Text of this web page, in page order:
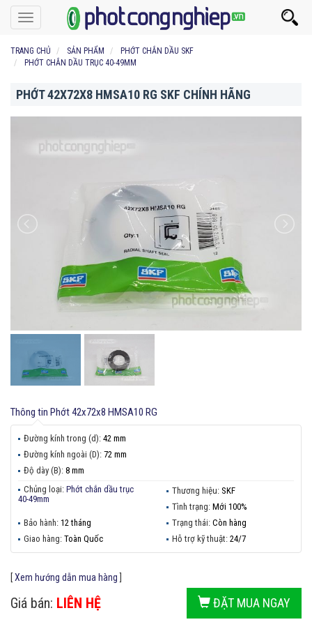
Toggle
navigation
TRANG CHỦ SẢN PHẨM
PHỚT CHẮN DẦU SKF
PHỚT CHẮN DẦU TRỤC 40-49MM
PHỚT 42X72X8 HMSA10 RG SKF CHÍNH HÃNG
Thông tin Phớt 42x72x8 HMSA10 RG
Đường kính trong (d): 42 mm
Đường kính ngoài (D): 72 mm
Độ dày (B): 8 mm
Chủng loại: Phớt chắn dầu trục
40-49mm
Thương hiệu: SKF
Tình trạng: Mới 100%
Bảo hành: 12 tháng Trạng thái: Còn hàng
Giao hàng: Toàn Quốc Hỗ trợ kỹ thuật: 24/7
[Xem hướng dẫn mua hàng
Giá bán: LIÊN HỆ ĐẶT MUA NGAY